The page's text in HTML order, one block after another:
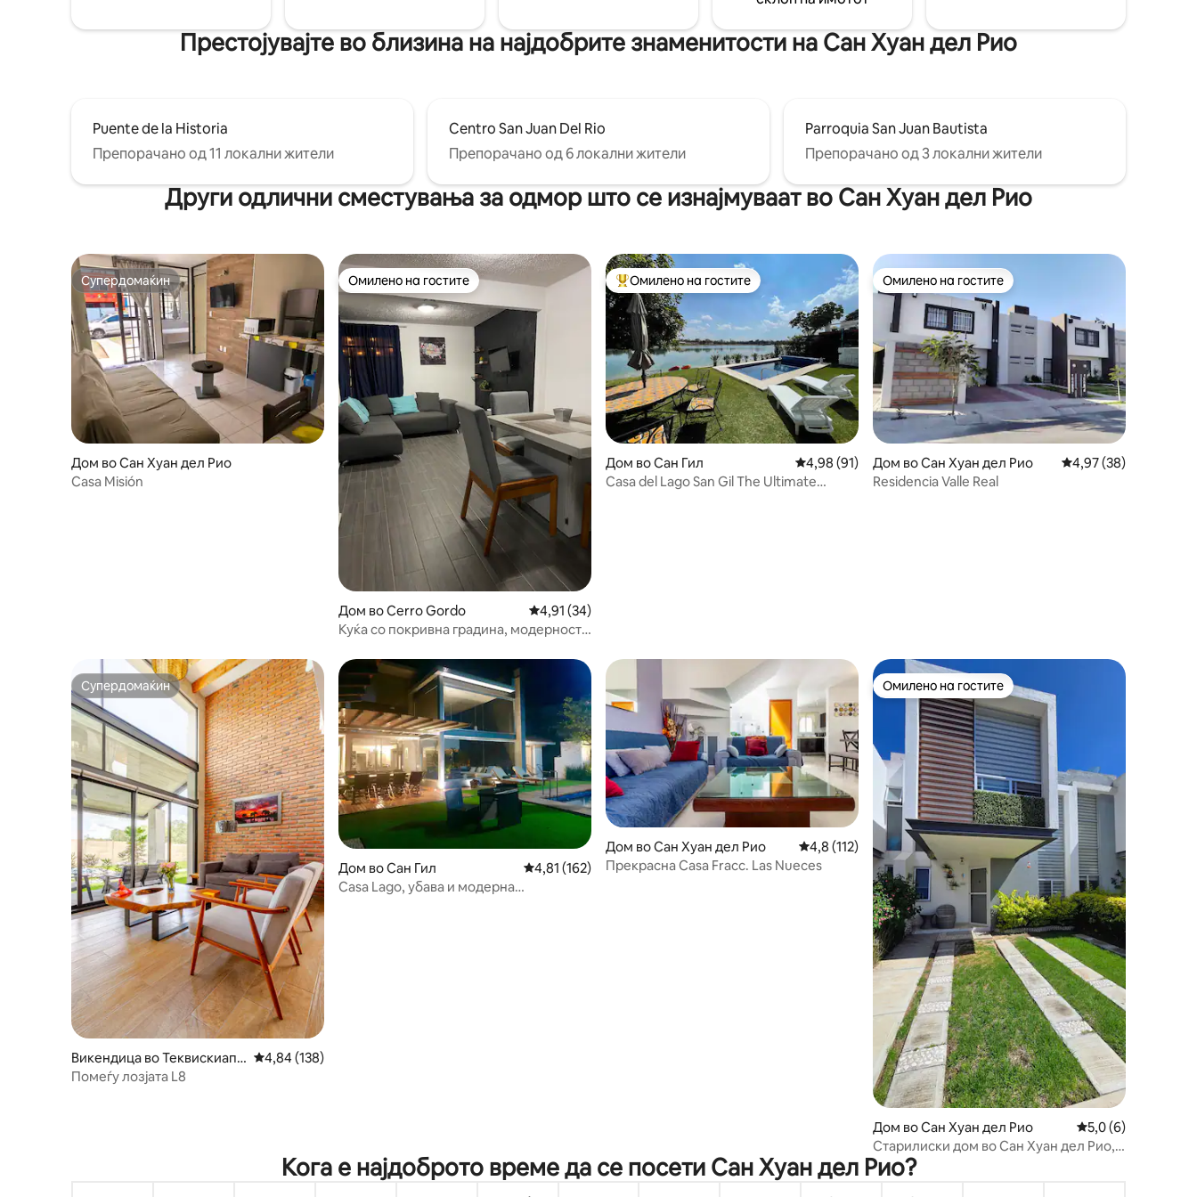
рај од камен, светлина и дизајн.
Престојувајте во близина на најдобрите знаменитости на Сан Хуан дел Рио
Puente de la Historia
Препорачано од 11 локални жители
Centro San Juan Del Rio
Препорачано од 6 локални жители
Parroquia San Juan Bautista
Препорачано од 3 локални жители
Други одлични сместувања за одмор што се изнајмуваат во Сан Хуан дел Рио
Супердомаќин
Супердомаќин
Дом во Сан Хуан дел Рио
Casa Misión
Омилено на гостите
Омилено на гостите
Дом во Cerro Gordo Просечна оцена: 4,91 од 5, 34 рецензии
4,91 (34)
Куќа со покривна градина, модерност
Меѓу најуспешните „Омилени на гостите“
Омилено на гостите
Дом во Сан Гил Просечна оцена: 4,98 од 5, 91 рецензии
4,98 (91)
Casa del Lago San Gil The Ultimate
Омилено на гостите
Омилено на гостите
Дом во Сан Хуан дел Рио Просечна оцена:
4,97 (38)
Residencia Valle Real
Супердомаќин
Супердомаќин
Викендица во Теквискиапа
н
Просечна оцена: 4,84 од 5, 138 рецензии
4,84 (138)
Помеѓу лозјата L8
Дом во Сан Гил Просечна оцена: 4,81 од 5, 162 рецензии
4,81 (162)
Casa Lago, убава и модерна
Дом во Сан Хуан дел Рио Просечна оцена: 4,8 од 5, 112 рецензии
4,8 (112)
Прекрасна Casa Fracc. Las Nueces
Омилено на гостите
Омилено на гостите
Дом во Сан Хуан дел Рио Просечна оцена:
5,0 (6)
Старилиски дом во Сан Хуан дел Рио,
Текис
Кога е најдоброто време да се посети Сан Хуан дел Рио?